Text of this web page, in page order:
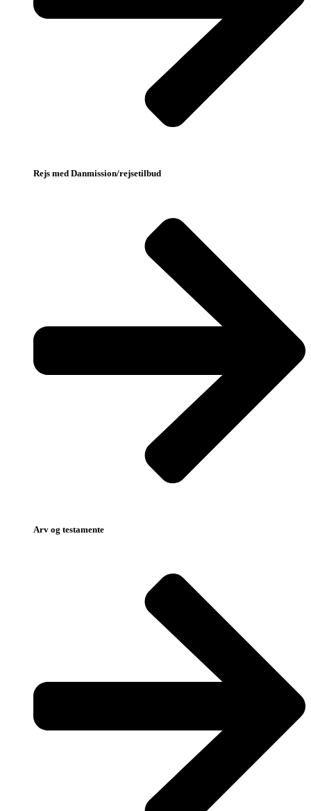
Rejs med Danmission/rejsetilbud
Arv og testamente